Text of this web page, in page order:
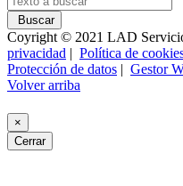
Buscar
Coyright © 2021 LAD
privacidad | Política de
Protección de datos | Gestor
Volver arriba
×
Cerrar